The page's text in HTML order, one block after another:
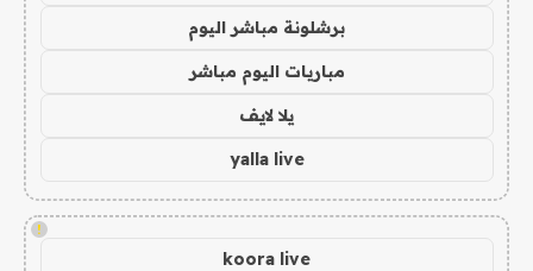
برشلونة مباشر اليوم
مباريات اليوم مباشر
يلا لايف
yalla live
!
koora live